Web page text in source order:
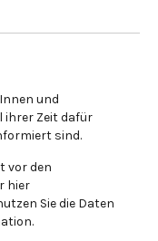
und
ihrer Zeit dafür
sind.
vor den
hier
Sie die Daten